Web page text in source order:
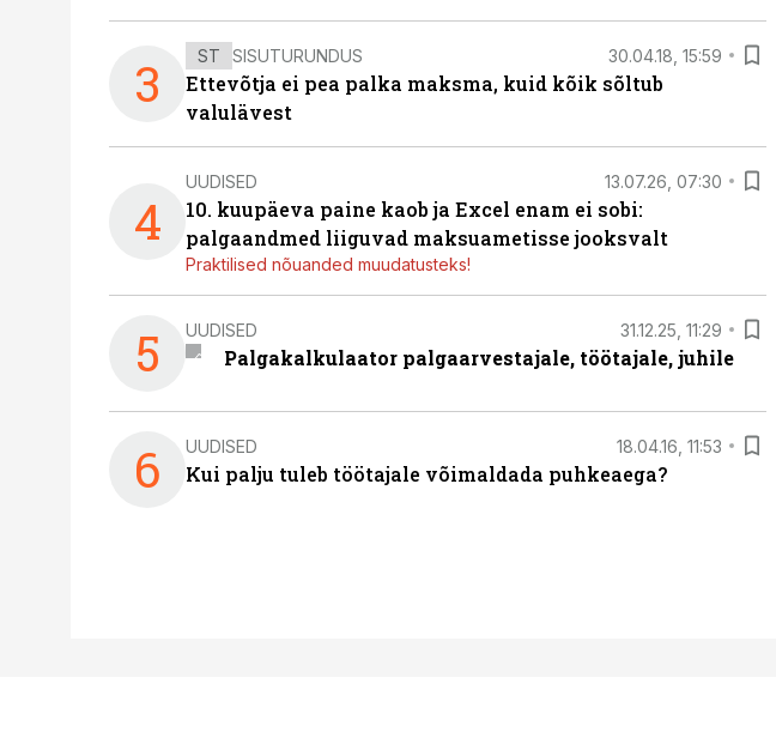
3 ST SISUTURUNDUS 30.04.18, 15:59
Ettevõtja ei pea palka maksma, kuid kõik sõltub
valulävest
4
UUDISED 13.07.26, 07:30
10. kuupäeva paine kaob ja Excel enam ei sobi:
palgaandmed liiguvad maksuametisse jooksvalt
Praktilised nõuanded muudatusteks!
5 UUDISED 31.12.25, 11:29
Palgakalkulaator palgaarvestajale, töötajale, juhile
6 UUDISED 18.04.16, 11:53
Kui palju tuleb töötajale võimaldada puhkeaega?